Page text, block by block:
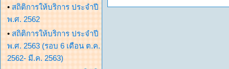
• สถิติการให้บริการ ประจำปี
พ.ศ. 2562
• สถิติการให้บริการ ประจำปี
พ.ศ. 2563 (รอบ 6 เดือน ต.ค.
2562- มี.ค. 2563)